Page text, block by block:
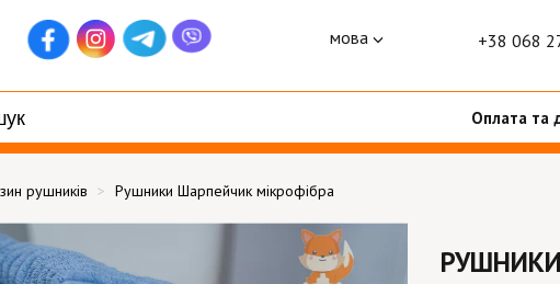
мова +38 068
Оплата та
рушників Рушники Шарпейчик мікрофібра